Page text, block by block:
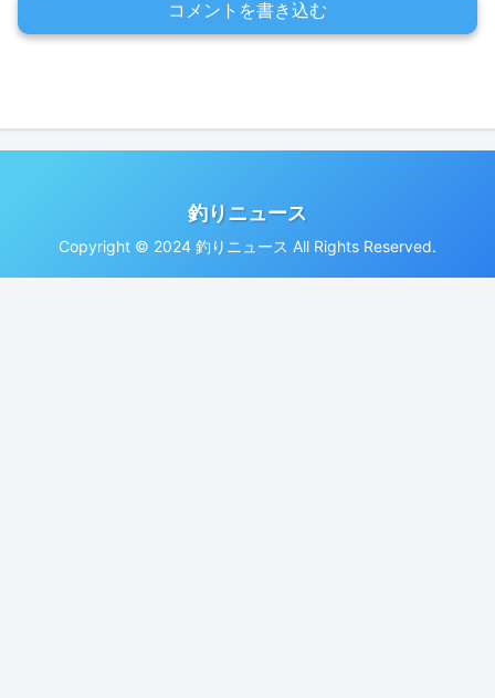
コメントを書き込む
釣りニュース
Copyright © 2024 釣りニュース All Rights Reserved.